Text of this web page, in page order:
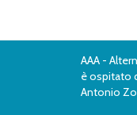
AAA -
è ospitato
Antonio